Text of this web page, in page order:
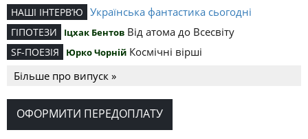
НАШІ ІНТЕРВ’Ю Українська фантастика сьогодні
ГІПОТЕЗИ Іцхак Бентов Від атома до Всесвіту
SF-ПОЕЗІЯ Юрко Чорній Космічні вірші
Більше про випуск »
ОФОРМИТИ ПЕРЕДОПЛАТУ